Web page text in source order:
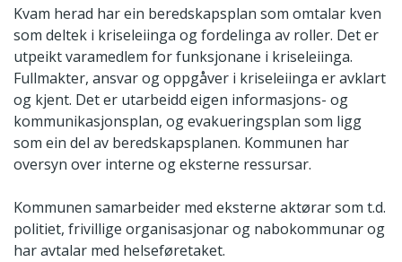
Kvam herad har ein beredskapsplan som omtalar kven
som deltek i kriseleiinga og fordelinga av roller. Det er
utpeikt varamedlem for funksjonane i kriseleiinga.
Fullmakter, ansvar og oppgåver i kriseleiinga er avklart
og kjent. Det er utarbeidd eigen informasjons- og
kommunikasjonsplan, og evakueringsplan som ligg
som ein del av beredskapsplanen. Kommunen har
oversyn over interne og eksterne ressursar.
Kommunen samarbeider med eksterne aktørar som t.d.
politiet, frivillige organisasjonar og nabokommunar og
har avtalar med helseføretaket.